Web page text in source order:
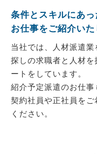
条件とスキルにあっ
お仕事をご紹介いた
当社では、人材派遣
探しの求職者と人材
ートをしています。
紹介予定派遣のお仕
契約社員や正社員を
ください。